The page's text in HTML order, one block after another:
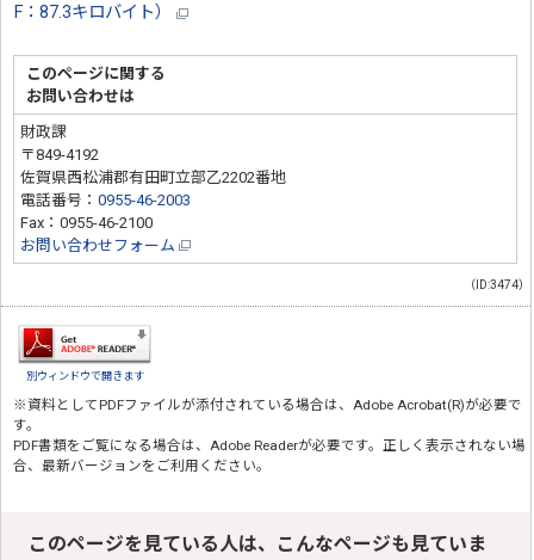
F：87.3キロバイト）
このページに関する
お問い合わせは
財政課
〒849-4192
佐賀県西松浦郡有田町立部乙2202番地
電話番号：0955-46-2003
Fax：0955-46-2100
お問い合わせフォーム
（ID:3474）
別ウィンドウで開きます
※資料としてPDFファイルが添付されている場合は、 Adobe Acrobat(R)が必要で
す。
PDF書類をご覧になる場合は、 Adobe Readerが必要です。正しく表示されない場
合、最新バージョンをご利用ください。
このページを見ている人は、こんなページも見ていま